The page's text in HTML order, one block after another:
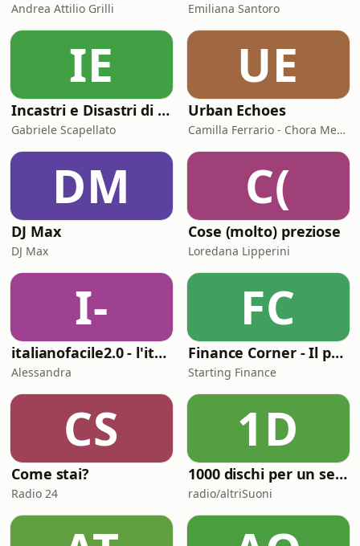
Andrea Attilio Grilli Emiliana Santoro
IE
Incastri e Disastri di Coppia
Gabriele Scapellato
UE
Urban Echoes
Camilla Ferrario - Chora Media
DM
DJ Max
DJ Max
C(
Cose (molto) preziose
Loredana Lipperini
I-
italianofacile2.0 - l'italiano con le canzoni
Alessandra
FC
Finance Corner - Il podcast di Starting Finance
Starting Finance
CS
Come stai?
Radio 24
1D
1000 dischi per un secolo
radio/altriSuoni